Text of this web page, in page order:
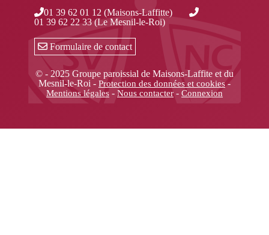
01 39 62 01 12 (Maisons-Laffitte)
01 39 62 22 33 (Le Mesnil-le-Roi)
Formulaire de contact
© - 2025 Groupe paroissial de Maisons-Laffite et du
Mesnil-le-Roi - Protection des données et cookies -
Mentions légales - Nous contacter - Connexion